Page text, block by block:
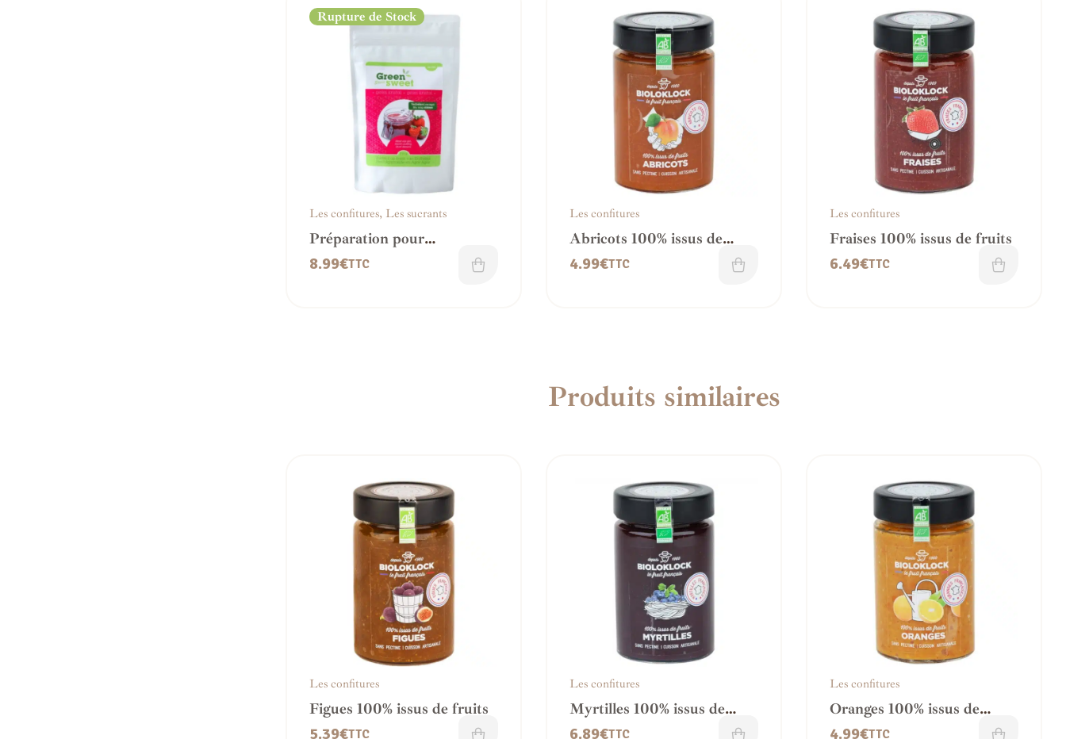
Rupture de Stock
Les confitures, Les sucrants
Préparation pour
confitures/sauces
8.99€TTC
Les confitures
Abricots 100% issus de
fruits
4.99€TTC
Les confitures
Fraises 100% issus de fruits
6.49€TTC
Produits similaires
Les confitures
Figues 100% issus de fruits
5.39€TTC
Les confitures
Myrtilles 100% issus de
fruits
6.89€TTC
Les confitures
Oranges 100% issus de
fruits
4.99€TTC